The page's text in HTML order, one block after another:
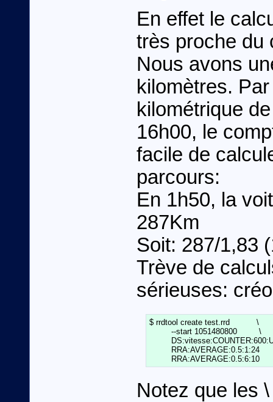
En effet le
très proche du
Nous avons
kilomètres.
kilométrique
16h00, le
facile de
parcours:
En 1h50, la
287Km
Soit: 287/1,83
Trève de
sérieuses:
$ rrdtool create test.rrd           \
         --start 1051480800         \
RRA:AVERAGE:0.5:1:24
         RRA:AVERAGE:0.5:6:10
Notez que les